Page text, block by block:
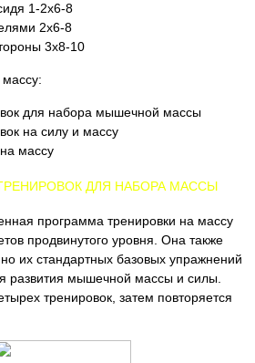
1-2х6-8
2х6-8
3х8-10
для набора мышечной массы
на силу и массу
массу
ДЛЯ НАБОРА МАССЫ
программа тренировки на массу
продвинутого уровня. Она также
их стандартных базовых упражнений
развития мышечной массы и силы.
тренировок, затем повторяется